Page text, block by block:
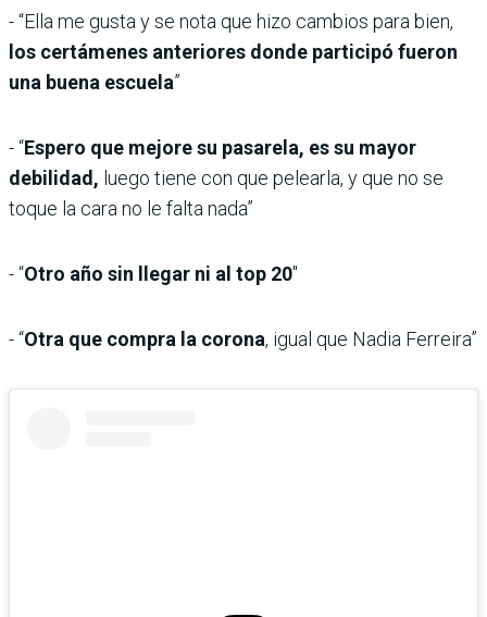
- “Ella me gusta y se nota que hizo cambios para bien,
los certámenes anteriores donde participó fueron
una buena escuela”
- “Espero que mejore su pasarela, es su mayor
debilidad, luego tiene con que pelearla, y que no se
toque la cara no le falta nada”
- “Otro año sin llegar ni al top 20″
- “Otra que compra la corona, igual que Nadia Ferreira”